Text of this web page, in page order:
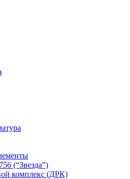
(“Звезда”)
комплекс (ДРК)